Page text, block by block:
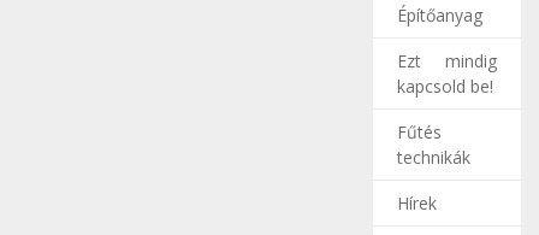
Építőanyag
Ezt mindig
kapcsold be!
Fűtés
technikák
Hírek